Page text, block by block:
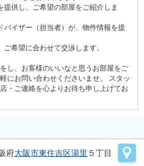
提供し、ご希望の部屋をご紹介しま
バイザー（担当者）が、物件情報を提
希望に合わせて交渉します。
し、お客様のいいなと思うお部屋をご
にお問い合わせくださいませ。 スタッ
・ご連絡を心よりお待ち申し上げてお
府大阪市東住吉区湯里 ５丁目